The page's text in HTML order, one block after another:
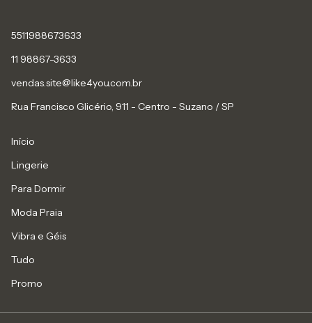
5511988673633
11 98867-3633
vendas.site@like4you.com.br
Rua Francisco Glicério, 911 - Centro - Suzano / SP
Início
Lingerie
Para Dormir
Moda Praia
Vibra e Géis
Tudo
Promo